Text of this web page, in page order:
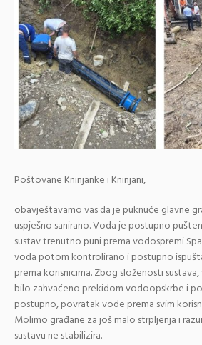
Poštovane Kninjanke i Kninjani,
obavještavamo vas da je puknuće glavne
uspješno sanirano. Voda je postupno
sustav trenutno puni prema vodospremi
voda potom kontrolirano i postupno
prema korisnicima. Zbog složenosti
bilo zahvaćeno prekidom vodoopskrbe i
postupno, povratak vode prema svim
Molimo građane za još malo strpljenja i
sustavu ne stabilizira.